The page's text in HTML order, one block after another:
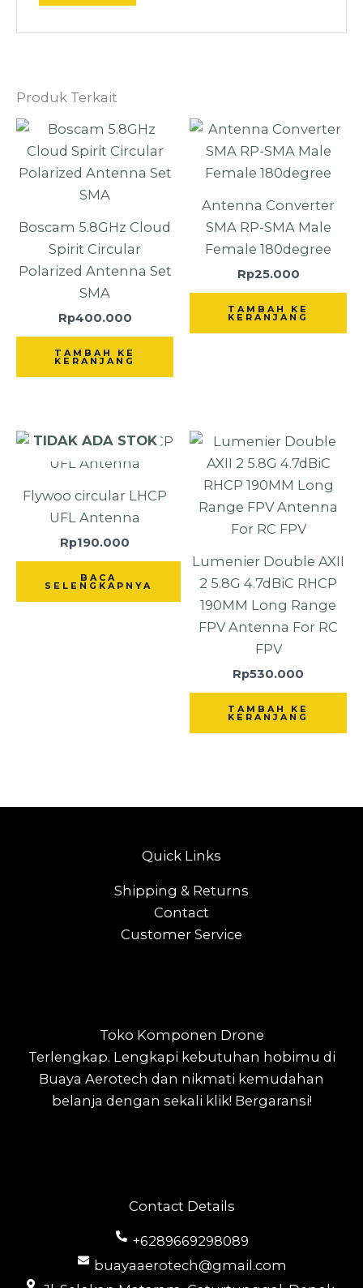
Produk Terkait
Boscam 5.8GHz Cloud
Spirit Circular
Polarized Antenna Set
SMA
Rp400.000
TAMBAH KE
KERANJANG
Antenna Converter
SMA RP-SMA Male
Female 180degree
Rp25.000
TAMBAH KE
KERANJANG
TIDAK ADA STOK
Flywoo circular LHCP
UFL Antenna
Rp190.000
BACA
SELENGKAPNYA
Lumenier Double AXII
2 5.8G 4.7dBiC RHCP
190MM Long Range
FPV Antenna For RC
FPV
Rp530.000
TAMBAH KE
KERANJANG
Contact Details
+6289669298089
buayaaerotech@gmail.com
Toko Komponen Drone
Terlengkap. Lengkapi kebutuhan hobimu di
Buaya Aerotech dan nikmati kemudahan
belanja dengan sekali klik! Bergaransi!
Quick Links
Shipping & Returns
Contact
Customer Service